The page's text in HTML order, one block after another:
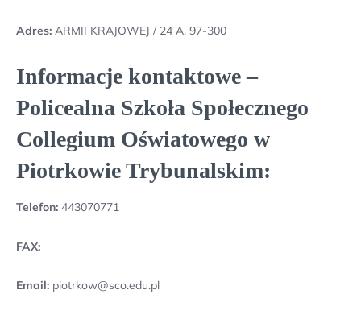
Adres: ARMII KRAJOWEJ / 24 A, 97-300
Informacje kontaktowe –
Policealna Szkoła Społecznego
Collegium Oświatowego w
Piotrkowie Trybunalskim:
Telefon: 443070771
FAX:
Email: piotrkow@sco.edu.pl